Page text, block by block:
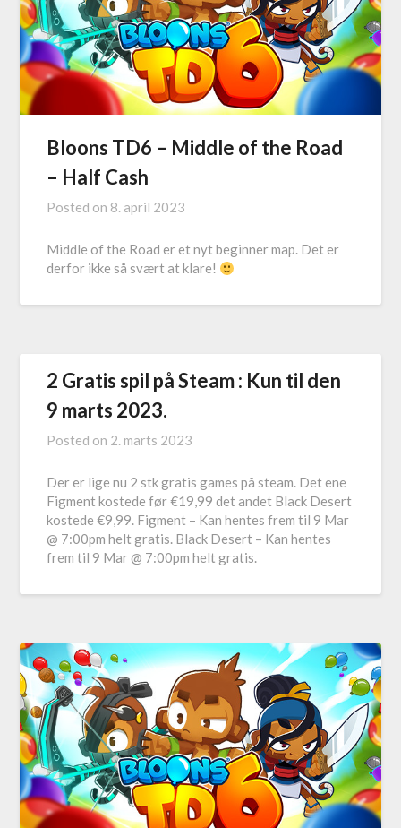
Bloons TD6 – Middle of the Road
– Half Cash
Posted on 8. april 2023
Middle of the Road er et nyt beginner map. Det er
derfor ikke så svært at klare!
2 Gratis spil på Steam : Kun til den
9 marts 2023.
Posted on 2. marts 2023
Der er lige nu 2 stk gratis games på steam. Det ene
Figment kostede før €19,99 det andet Black Desert
kostede €9,99. Figment – Kan hentes frem til 9 Mar
@ 7:00pm helt gratis. Black Desert – Kan hentes
frem til 9 Mar @ 7:00pm helt gratis.